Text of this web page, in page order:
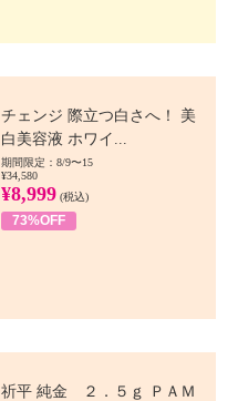
チェンジ 際立つ白さへ！ 美
白美容液 ホワイ...
期間限定：8/9〜15
¥34,580
¥8,999 (税込)
73%OFF
祈平 純金 ２．５ｇ ＰＡＭ